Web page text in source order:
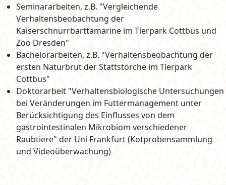
Seminararbeiten, z.B. "Vergleichende
Verhaltensbeobachtung der
Kaiserschnurrbarttamarine im Tierpark Cottbus und
Zoo Dresden"
Bachelorarbeiten, z.B. "Verhaltensbeobachtung der
ersten Naturbrut der Stattstörche im Tierpark
Cottbus"
Doktorarbeit "Verhaltensbiologische Untersuchungen
bei Veränderungen im Futtermanagement unter
Berücksichtigung des Einflusses von dem
gastrointestinalen Mikrobiom verschiedener
Raubtiere" der Uni Frankfurt (Kotprobensammlung
und Videoüberwachung)